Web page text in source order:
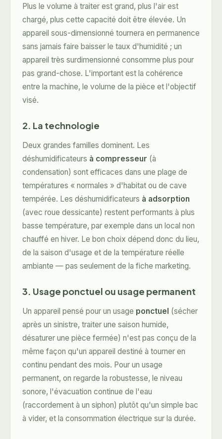
Plus le volume à traiter est grand, plus l'air est
chargé, plus cette capacité doit être élevée. Un
appareil sous-dimensionné tournera en permanence
sans jamais faire baisser le taux d'humidité ; un
appareil très surdimensionné consomme plus pour
pas grand-chose. L'important est la cohérence
entre la machine, le volume de la pièce et l'objectif
visé.
2. La technologie
Deux grandes familles dominent. Les
déshumidificateurs à compresseur (à
condensation) sont efficaces dans une plage de
températures « normales » d'habitat ou de cave
tempérée. Les déshumidificateurs à adsorption
(avec roue dessicante) restent performants à plus
basse température, par exemple dans un local non
chauffé en hiver. Le bon choix dépend donc du lieu,
de la saison d'usage et de la température réelle
ambiante — pas seulement de la fiche marketing.
3. Usage ponctuel ou usage permanent
Un appareil pensé pour un usage ponctuel (sécher
après un sinistre, traiter une saison humide,
désaturer une pièce fermée) n'est pas conçu de la
même façon qu'un appareil destiné à tourner en
continu pendant des mois. Pour un usage
permanent, on regarde la robustesse, le niveau
sonore, l'évacuation continue de l'eau
(raccordement à un siphon) plutôt qu'un simple bac
à vider, et la consommation électrique sur la durée.